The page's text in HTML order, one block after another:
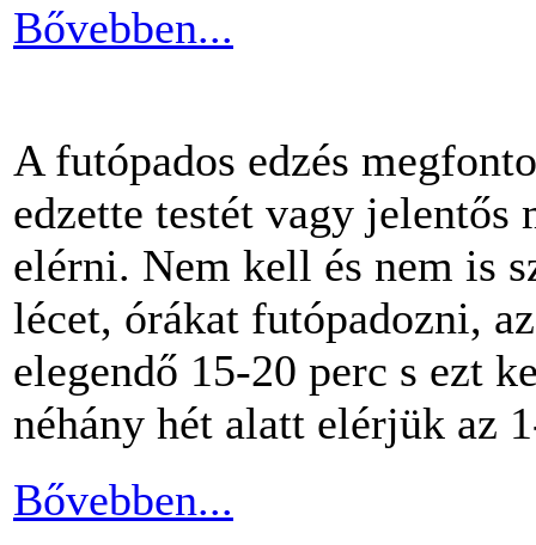
Bővebben...
A futópados edzés
edzette testét vagy jelentős
elérni. Nem kell és nem is
lécet, órákat futópadozni,
elegendő 15-20 perc s ezt
néhány hét alatt elérjük az
Bővebben...